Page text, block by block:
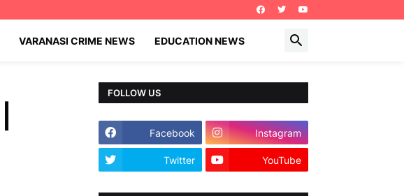
VARANASI CRIME NEWS EDUCATION NEWS
FOLLOW US
Facebook Instagram
Twitter YouTube